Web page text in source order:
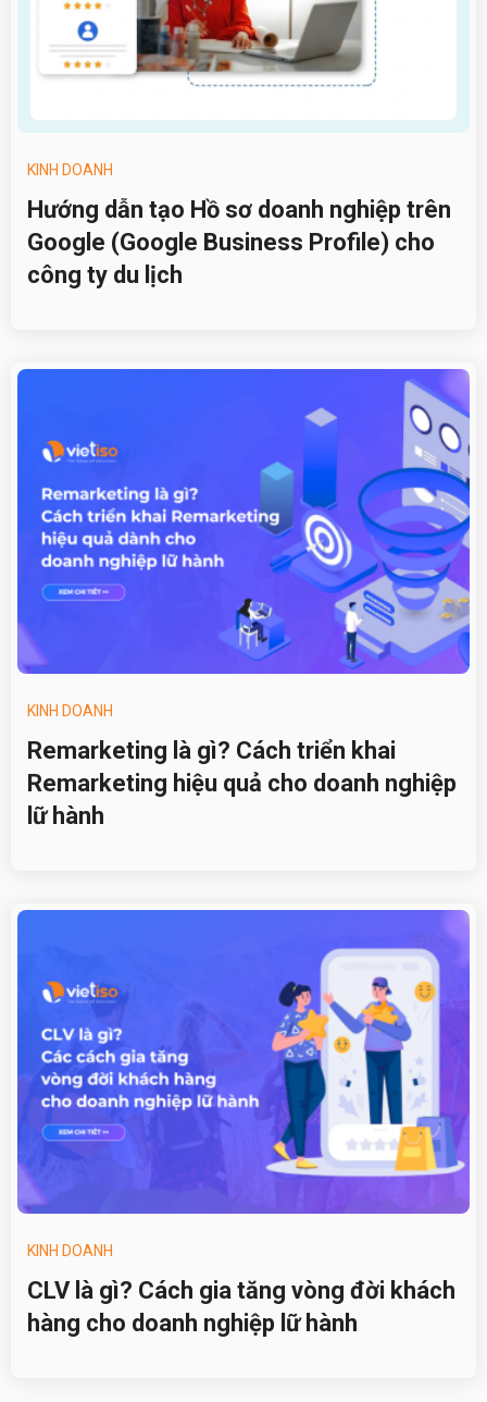
KINH DOANH
Hướng dẫn tạo Hồ sơ doanh nghiệp trên
Google (Google Business Profile) cho
công ty du lịch
KINH DOANH
Remarketing là gì? Cách triển khai
Remarketing hiệu quả cho doanh nghiệp
lữ hành
KINH DOANH
CLV là gì? Cách gia tăng vòng đời khách
hàng cho doanh nghiệp lữ hành